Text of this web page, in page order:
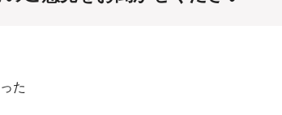
た